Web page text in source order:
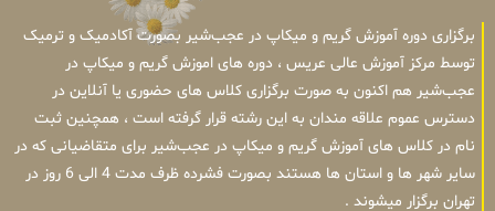
برگزاری دوره آموزش گریم و میکاپ در عجب‌شیر بصورت آکادمیک و ترمیک
توسط مرکز آموزش عالی عریس ، دوره های اموزش گریم و میکاپ در
عجب‌شیر هم اکنون به صورت برگزاری کلاس های حضوری یا آنلاین در
دسترس عموم علاقه مندان به این رشته قرار گرفته است ، همچنین ثبت
نام در کلاس های آموزش گریم و میکاپ در عجب‌شیر برای متقاضیانی که در
سایر شهر ها و استان ها هستند بصورت فشرده ظرف مدت 4 الی 6 روز در
تهران برگزار میشوند .